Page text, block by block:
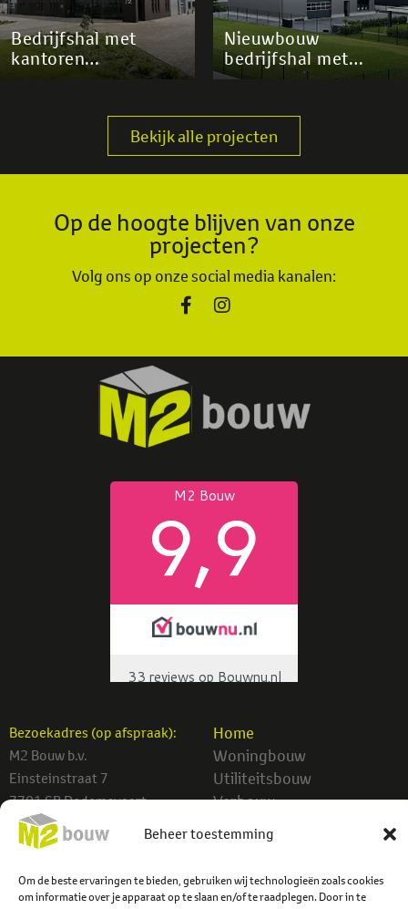
Beheer toestemming
Om de beste ervaringen te bieden, gebruiken wij technologieën zoals cookies
om informatie over je apparaat op te slaan en/of te raadplegen. Door in te
Bedrijfshal met
kantoren
Galileistraat
Nieuwbouw
bedrijfshal met
kantoor/kantine
Bekijk alle projecten
Op de hoogte blijven van onze
projecten?
Volg ons op onze social media kanalen:
Bezoekadres (op afspraak):
M2 Bouw b.v.
Einsteinstraat 7
7701 SB Dedemsvaart
info@m2bouw.nl
Home
Woningbouw
Utiliteitsbouw
Verbouw
Projecten
Contact